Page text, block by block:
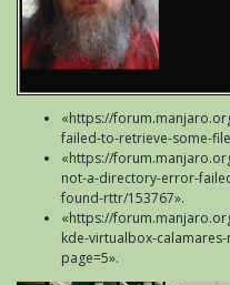
«https://
failed-to-retrieve-some-
«https://
not-a-directory-error-
found-rttr/153767».
«https://
kde-virtualbox-
page=5».